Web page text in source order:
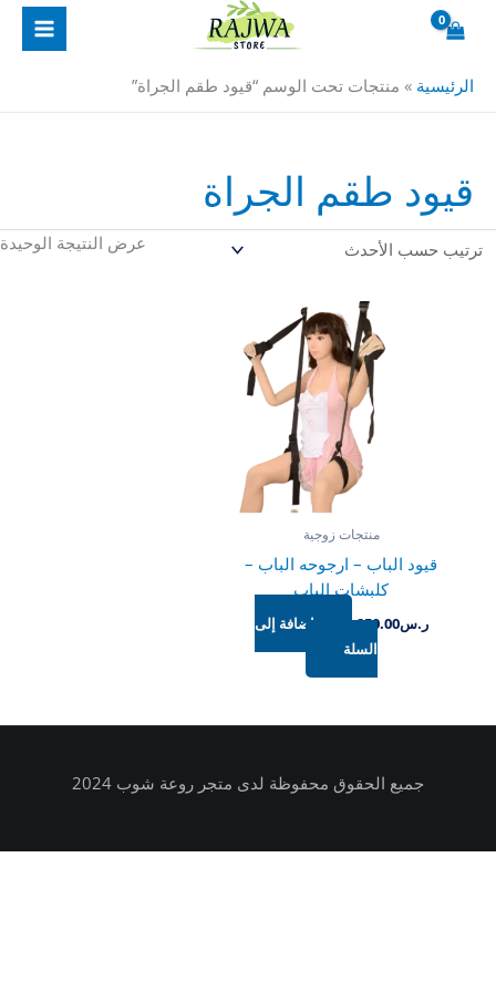
الرئيسية » منتجات تحت الوسم “قيود طقم الجراة”
قيود طقم الجراة
عرض النتيجة الوحيدة
منتجات زوجية
قيود الباب – ارجوحه الباب –
كلبشات الباب
ر.س250.00
إضافة إلى
السلة
جميع الحقوق محفوظة لدى متجر روعة شوب 2024